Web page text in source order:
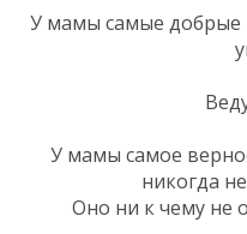
У мамы самые добрые
У мамы самое
никогда
Оно ни к чему не